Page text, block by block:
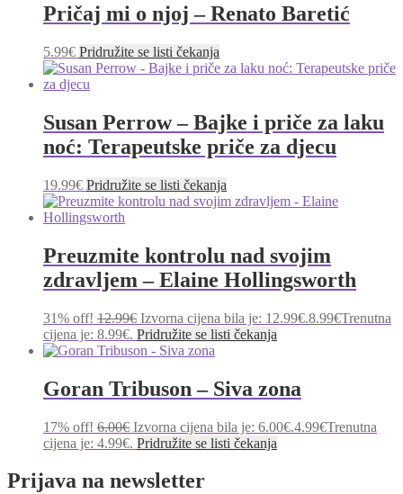
Pričaj mi o njoj – Renato Baretić
5.99€ Pridružite se listi čekanja
Susan Perrow – Bajke i priče za laku
noć: Terapeutske priče za djecu
19.99€ Pridružite se listi čekanja
Preuzmite kontrolu nad svojim
zdravljem – Elaine Hollingsworth
31% off! 12.99€ Izvorna cijena bila je: 12.99€.8.99€Trenutna
cijena je: 8.99€. Pridružite se listi čekanja
Goran Tribuson – Siva zona
17% off! 6.00€ Izvorna cijena bila je: 6.00€.4.99€Trenutna
cijena je: 4.99€. Pridružite se listi čekanja
Prijava na newsletter